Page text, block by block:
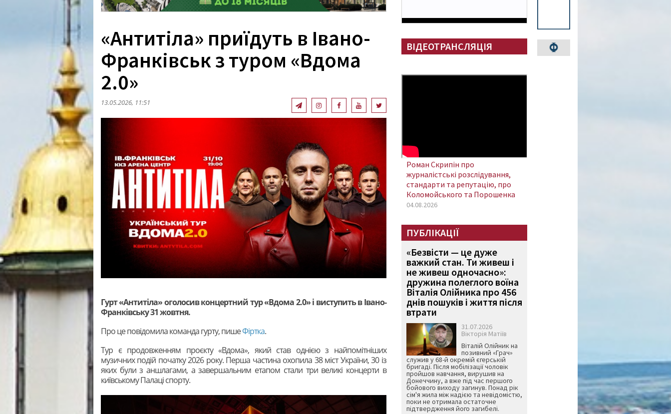
«Антитіла» приїдуть в Івано-
Франківськ з туром «Вдома
2.0»
13.05.2026, 11:51
Гурт «Антитіла» оголосив концертний тур «Вдома 2.0» і виступить в Івано-
Франківську 31 жовтня.
Про це повідомила команда гурту, пишеФіртка.
Тур є продовженням проєкту «Вдома», який став однією з найпомітніших
музичних подій початку 2026 року. Перша частина охопила 38 міст України, 30 із
яких були з аншлагами, а завершальним етапом стали три великі концерти в
київському Палаці спорту.
ВІДЕОТРАНСЛЯЦІЯ
Роман Скрипін про
журналістські розслідування,
стандарти та репутацію, про
Коломойського та Порошенка
04.08.2026
ПУБЛІКАЦІЇ
«Безвісти — це дуже
важкий стан. Ти живеш і
не живеш одночасно»:
дружина полеглого воїна
Віталія Олійника про 456
днів пошуків і життя після
втрати
31.07.2026
Вікторія Матіїв
Віталій Олійник на
позивний «Грач»
служив у 68-й окремій єгерській
бригаді. Після мобілізації чоловік
пройшов навчання, вирушив на
Донеччину, а вже під час першого
бойового виходу загинув. Понад рік
сім'я жила між надією та невідомістю,
поки не отримала остаточне
підтвердження його загибелі.